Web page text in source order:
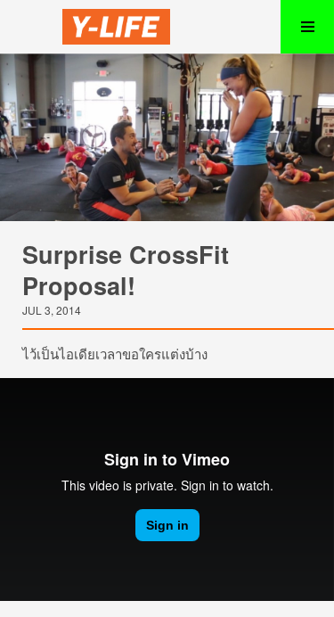
Surprise CrossFit
Proposal!
JUL 3, 2014
ไว้เป็นไอเดียเวลาขอใครแต่งบ้าง